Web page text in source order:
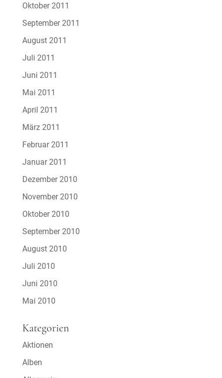
Oktober 2011
September 2011
August 2011
Juli 2011
Juni 2011
Mai 2011
April 2011
März 2011
Februar 2011
Januar 2011
Dezember 2010
November 2010
Oktober 2010
September 2010
August 2010
Juli 2010
Juni 2010
Mai 2010
Kategorien
Aktionen
Alben